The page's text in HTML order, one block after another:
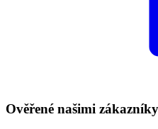
Ověřené našimi zákazníky